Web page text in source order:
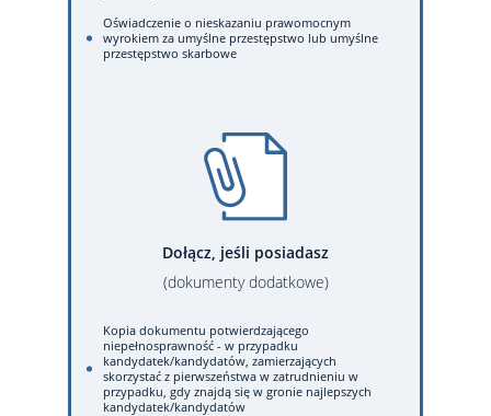
Oświadczenie o nieskazaniu prawomocnym
wyrokiem za umyślne przestępstwo lub umyślne
przestępstwo skarbowe
Dołącz, jeśli posiadasz
(dokumenty dodatkowe)
Kopia dokumentu potwierdzającego
niepełnosprawność - w przypadku
kandydatek/kandydatów, zamierzających
skorzystać z pierwszeństwa w zatrudnieniu w
przypadku, gdy znajdą się w gronie najlepszych
kandydatek/kandydatów